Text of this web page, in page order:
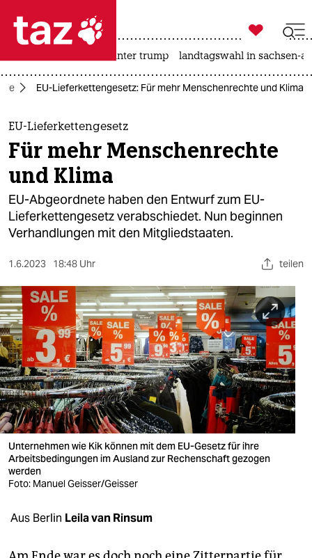
 taz zahl ich
taz zahl ich
themen
politik
öko
gesellschaft
sport
berlin
nord
wahrheit
verlag
verlag
veranstaltungen
shop
fragen & hilfe

taz zahl ich
usa unter trump landtagswahl in sachsen-
EU-Lieferkettengesetz: Für mehr Menschenrechte und Klima
EU-Lieferkettengesetz
Für mehr Menschenrechte
und Klima
EU-Abgeordnete haben den Entwurf zum EU-
Lieferkettengesetz verabschiedet. Nun beginnen
Verhandlungen mit den Mitgliedstaaten.
1.6.2023 18:48 Uhr teilen
Unternehmen wie Kik können mit dem EU-Gesetz für ihre
Arbeitsbedingungen im Ausland zur Rechenschaft gezogen
werden
Foto: Manuel Geisser/Geisser
Aus Berlin Leila van Rinsum